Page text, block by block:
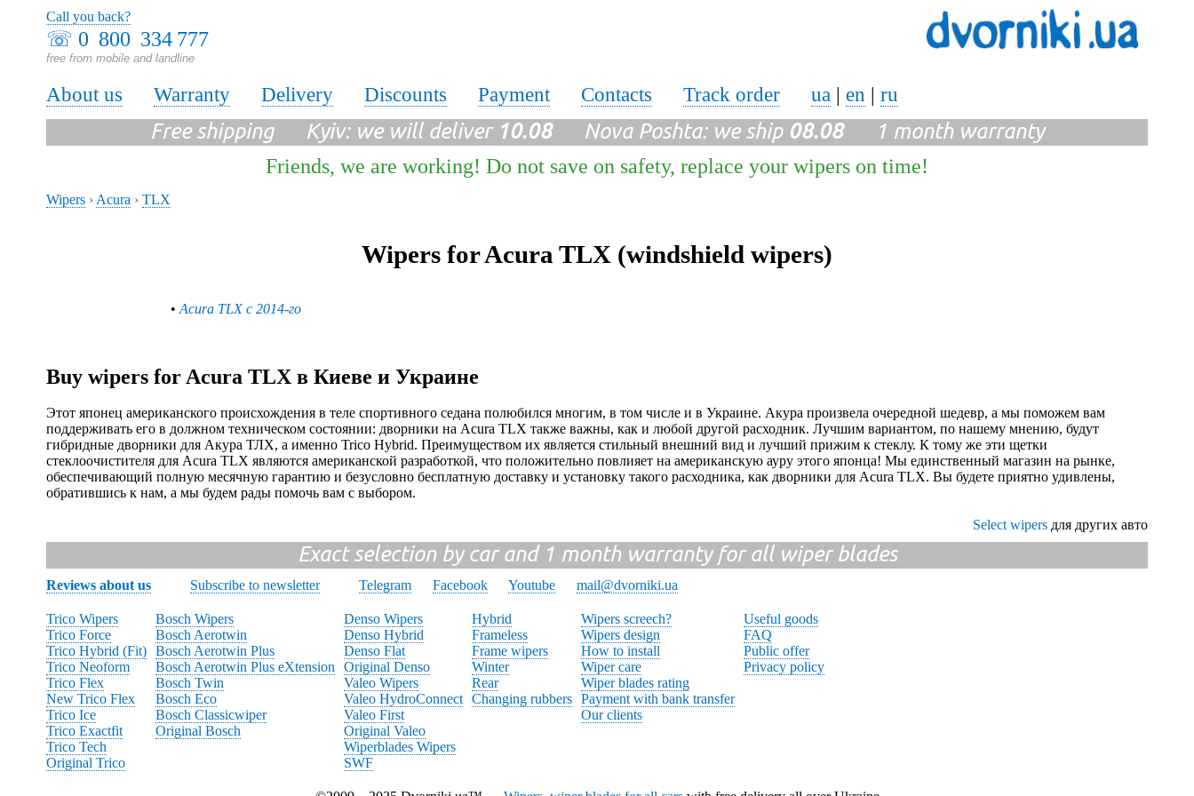
☏ 0 800 334 777
free from mobile and landline
Call you back?
About us Warranty Delivery Discounts Payment Contacts Track order ua | en | ru
Free shipping Kyiv: we will deliver 10.08Nova Poshta: we ship 08.081 month warranty
Friends, we are working! Do not save on safety, replace your wipers on time!
Wipers › Acura › TLX
Wipers for Acura TLX (windshield wipers)
• Acura TLX с 2014-го
Buy wipers for Acura TLX в Киеве и Украине
Этот японец американского происхождения в теле спортивного седана полюбился многим, в том числе и в Украине. Акура произвела очередной шедевр, а мы поможем вам
поддерживать его в должном техническом состоянии: дворники на Acura TLX также важны, как и любой другой расходник. Лучшим вариантом, по нашему мнению, будут
гибридные дворники для Акура ТЛХ, а именно Trico Hybrid. Преимуществом их является стильный внешний вид и лучший прижим к стеклу. К тому же эти щетки
стеклоочистителя для Acura TLX являются американской разработкой, что положительно повлияет на американскую ауру этого японца! Мы единственный магазин на рынке,
обеспечивающий полную месячную гарантию и безусловно бесплатную доставку и установку такого расходника, как дворники для Acura TLX. Вы будете приятно удивлены,
обратившись к нам, а мы будем рады помочь вам с выбором.
Select wipers для других авто
Exact selection by car and 1 month warranty for all wiper blades
Reviews about us Subscribe to newsletter Telegram Facebook Youtube mail@dvorniki.ua
Trico Wipers
Trico Force
Trico Hybrid (Fit)
Trico Neoform
Trico Flex
New Trico Flex
Trico Ice
Trico Exactfit
Trico Tech
Original Trico
Bosch Wipers
Bosch Aerotwin
Bosch Aerotwin Plus
Bosch Aerotwin Plus eXtension
Bosch Twin
Bosch Eco
Bosch Classicwiper
Original Bosch
Denso Wipers
Denso Hybrid
Denso Flat
Original Denso
Valeo Wipers
Valeo HydroConnect
Valeo First
Original Valeo
Wiperblades Wipers
SWF
Hybrid
Frameless
Frame wipers
Winter
Rear
Changing rubbers
Wipers screech?
Wipers design
How to install
Wiper care
Wiper blades rating
Payment with bank transfer
Our clients
Useful goods
FAQ
Public offer
Privacy policy